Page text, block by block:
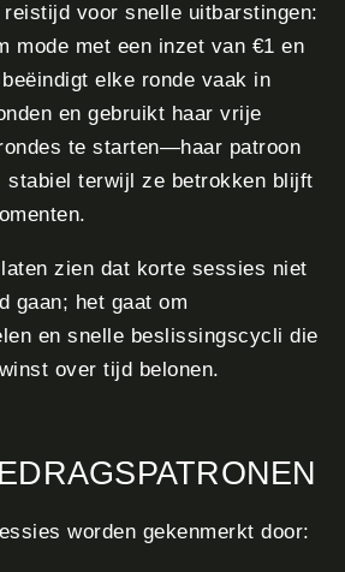
voor snelle uitbarstingen:
mode met een inzet van €1 en
elke ronde vaak in
en gebruikt haar vrije
te starten—haar patroon
stabiel terwijl ze betrokken blijft
zien dat korte sessies niet
gaan; het gaat om
en snelle beslissingscycli die
over tijd belonen.
worden gekenmerkt door: